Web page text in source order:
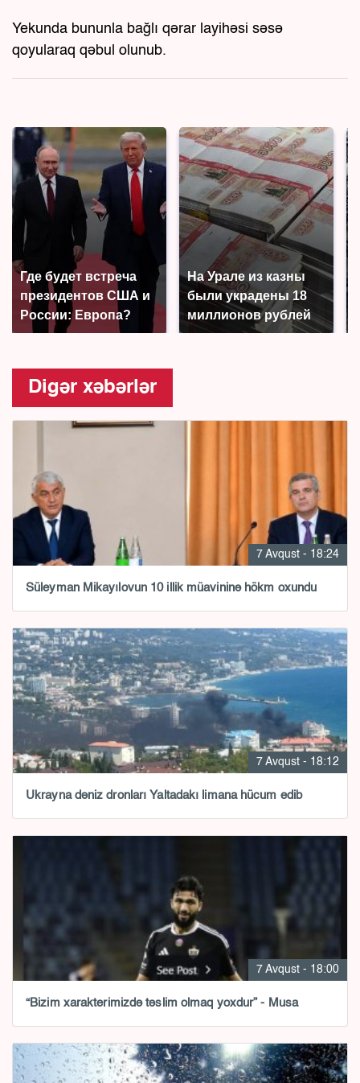
Yekunda bununla bağlı qərar layihəsi səsə
qoyularaq qəbul olunub.
Где будет встреча
президентов США и
России: Европа?
На Урале из казны
были украдены 18
миллионов рублей
Digər xəbərlər
7 Avqust - 18:24
Süleyman Mikayılovun 10 illik müavininə hökm oxundu
7 Avqust - 18:12
Ukrayna dəniz dronları Yaltadakı limana hücum edib
7 Avqust - 18:00
“Bizim xarakterimizdə təslim olmaq yoxdur” - Musa